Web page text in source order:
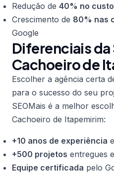
Redução de 40% no
Crescimento de 80% nas
Google
Diferenciais da
Cachoeiro de
Escolher a agência certa
para o sucesso do seu
SEOMais é a melhor
Cachoeiro de Itapemirim:
+10 anos de experiência
+500 projetos entregues
Equipe certificada pelo